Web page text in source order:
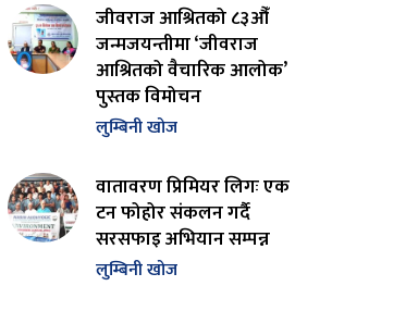
जीवराज आश्रितको ८३औँ
जन्मजयन्तीमा ‘जीवराज
आश्रितको वैचारिक आलोक’
पुस्तक विमोचन
लुम्बिनी खोज
वातावरण प्रिमियर लिगः एक
टन फोहोर संकलन गर्दै
सरसफाइ अभियान सम्पन्न
लुम्बिनी खोज